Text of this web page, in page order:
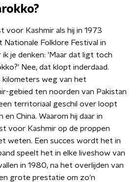
voor Kashmir als hij in 1973
Nationale Folklore Festival in
ik je denken: 'Maar dat ligt toch
Nee, dat klopt inderdaad.
kilometers weg van het
gebied ten noorden van Pakistan
territoriaal geschil over loopt
en China. Waarom hij daar in
voor Kashmir op de proppen
weten. Een succes wordt het in
speelt het in elke liveshow van
in 1980, na het overlijden van
grote prestatie om zo'n